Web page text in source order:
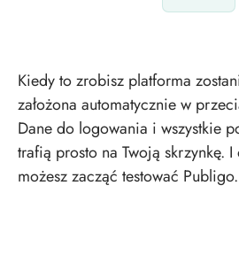
Kiedy to zrobisz platforma
założona automatycznie w
Dane do logowania i wszystkie
trafią prosto na Twoją skrzynkę.
możesz zacząć testować Publigo.